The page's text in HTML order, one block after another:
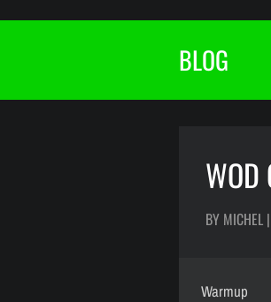
BLOG
BY MICHEL
Warmup